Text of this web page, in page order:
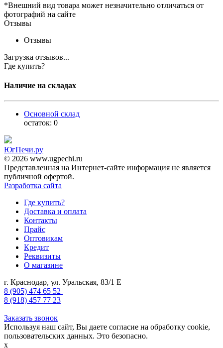
*Внешний вид товара может незначительно отличаться от
фотографий на сайте
Отзывы
Отзывы
Загрузка отзывов...
Где купить?
Наличие на складах
Основной склад
остаток: 0
ЮгПечи.ру
© 2026 www.ugpechi.ru
Представленная на Интернет-сайте информация не является
публичной офертой.
Разработка сайта
Где купить?
Доставка и оплата
Контакты
Прайс
Оптовикам
Кредит
Реквизиты
О магазине
г. Краснодар, ул. Уральская, 83/1 Е
8 (905) 474 65 52
8 (918) 457 77 23
Заказать звонок
Используя наш сайт, Вы даете согласие на обработку cookie,
пользовательских данных. Это безопасно.
x